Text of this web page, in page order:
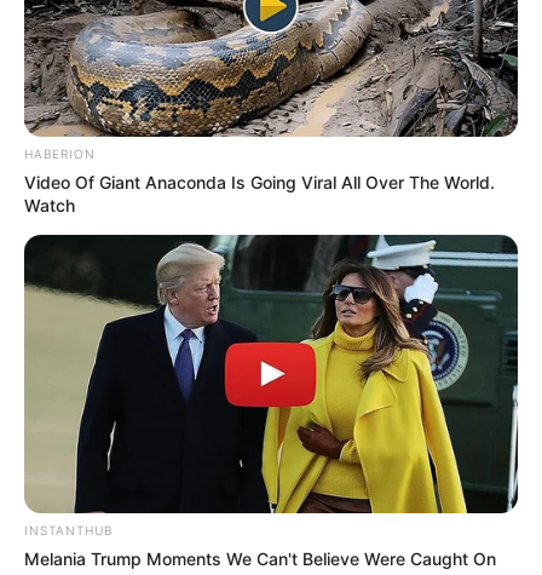
Foto – foto Seol In Ah
1. Bermain salju bersama kesayangannya
HABERION
Video Of Giant Anaconda Is Going Viral All Over The World.
Watch
INSTANTHUB
Melania Trump Moments We Can't Believe Were Caught On